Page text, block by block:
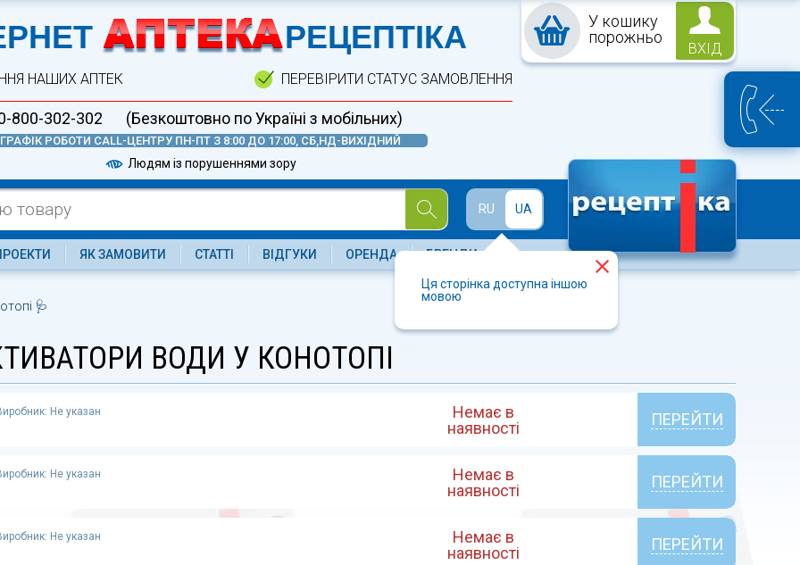
У кошику
порожньо
ВХІД
АПТЕКА
РЕЦЕПТІКА
НАШИХ АПТЕК ПЕРЕВІРИТИ СТАТУС ЗАМОВЛЕННЯ
800-302-302 (Безкоштовно по Україні з мобільних)
ГРАФІК РОБОТИ CALL-ЦЕНТРУ ПН-ПТ З 8:00 ДО 17:00, СБ,НД-ВИХІДНИЙ
Людям із порушеннями зору
RU UA
Ця сторінка доступна іншою
мовою
ЯК ЗАМОВИТИ СТАТТІ ВІДГУКИ ОРЕНДА БРЕНДИ
🩺
ВОДИ У КОНОТОПІ
Не указан
Немає в
наявності
ПЕРЕЙТИ
Не указан
Немає в
наявності
ПЕРЕЙТИ
Не указан
Немає в
наявності
ПЕРЕЙТИ